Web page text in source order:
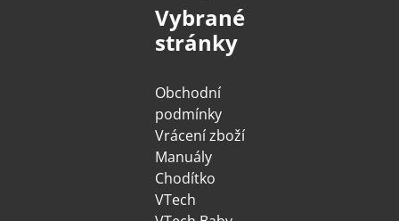
Vybrané
stránky
Obchodní
podmínky
Vrácení zboží
Manuály
Chodítko
VTech